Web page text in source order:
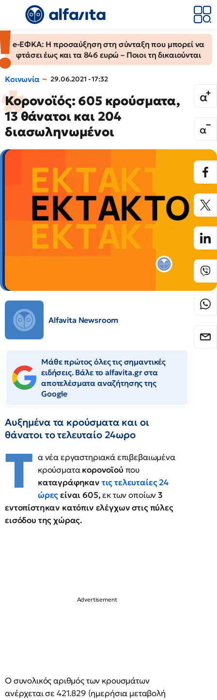
e-ΕΦΚΑ: Η προσαύξηση στη σύνταξη που μπορεί να
φτάσει έως και τα 846 ευρώ – Ποιοι τη δικαιούνται
Κοινωνία 29.06.2021 - 17:32
Κορονοϊός: 605 κρούσματα,
13 θάνατοι και 204
διασωληνωμένοι
Alfavita Newsroom
Μάθε πρώτος όλες τις σημαντικές
ειδήσεις. Βάλε το alfavita.gr στα
αποτελέσματα αναζήτησης της
Google
Αυξημένα τα κρούσματα και οι
θάνατοι το τελευταίο 24ωρο
Τ α νέα εργαστηριακά επιβεβαιωμένα
κρούσματακορονοϊού που
καταγράφηκαν τις τελευταίες 24
ώρεςείναι 605,εκ των οποίων3
εντοπίστηκαν κατόπιν ελέγχων στις πύλες
εισόδου της χώρας.
Ο συνολικός αριθμός των κρουσμάτων
ανέρχεται σε 421.829 (ημερήσια μεταβολή